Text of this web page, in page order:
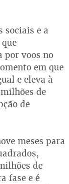
sociais e a
por voos no
em que
e eleva à
de
de
meses para
de
fase e é